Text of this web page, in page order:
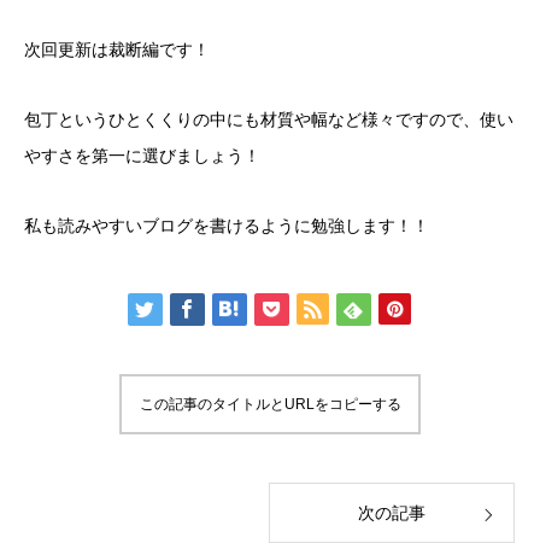
次回更新は裁断編です！
包丁というひとくくりの中にも材質や幅など様々ですので、使い
やすさを第一に選びましょう！
私も読みやすいブログを書けるように勉強します！！
この記事のタイトルとURLをコピーする
次の記事